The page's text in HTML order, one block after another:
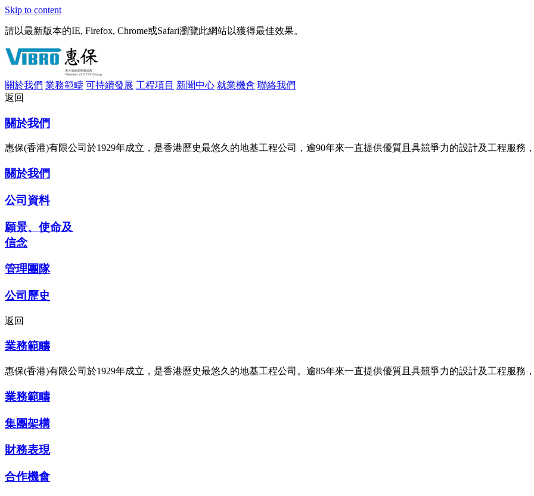
Skip to content
請以最新版本的IE, Firefox, Chrome或Safari瀏覽此網站以獲得最佳效果。
關於我們 業務範疇 可持續發展 工程項目 新聞中心 就業機會 聯絡我們
返回
關於我們
惠保(香港)有限公司於1929年成立，是香港歷史最悠久的地基工程公司，逾90年來一直提供優質且具競爭力的設計及工程服
關於我們
公司資料
願景、使命及
信念
管理團隊
公司歷史
返回
業務範疇
惠保(香港)有限公司於1929年成立，是香港歷史最悠久的地基工程公司。逾85年來一直提供優質且具競爭力的設計及工程服
業務範疇
集團架構
財務表現
合作機會